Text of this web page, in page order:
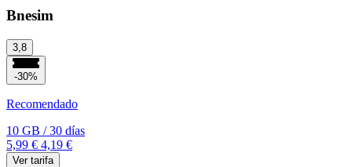
Bnesim
3,8
-30%
Recomendado
10 GB /30 días
5,99 € 4,19 €
Ver tarifa